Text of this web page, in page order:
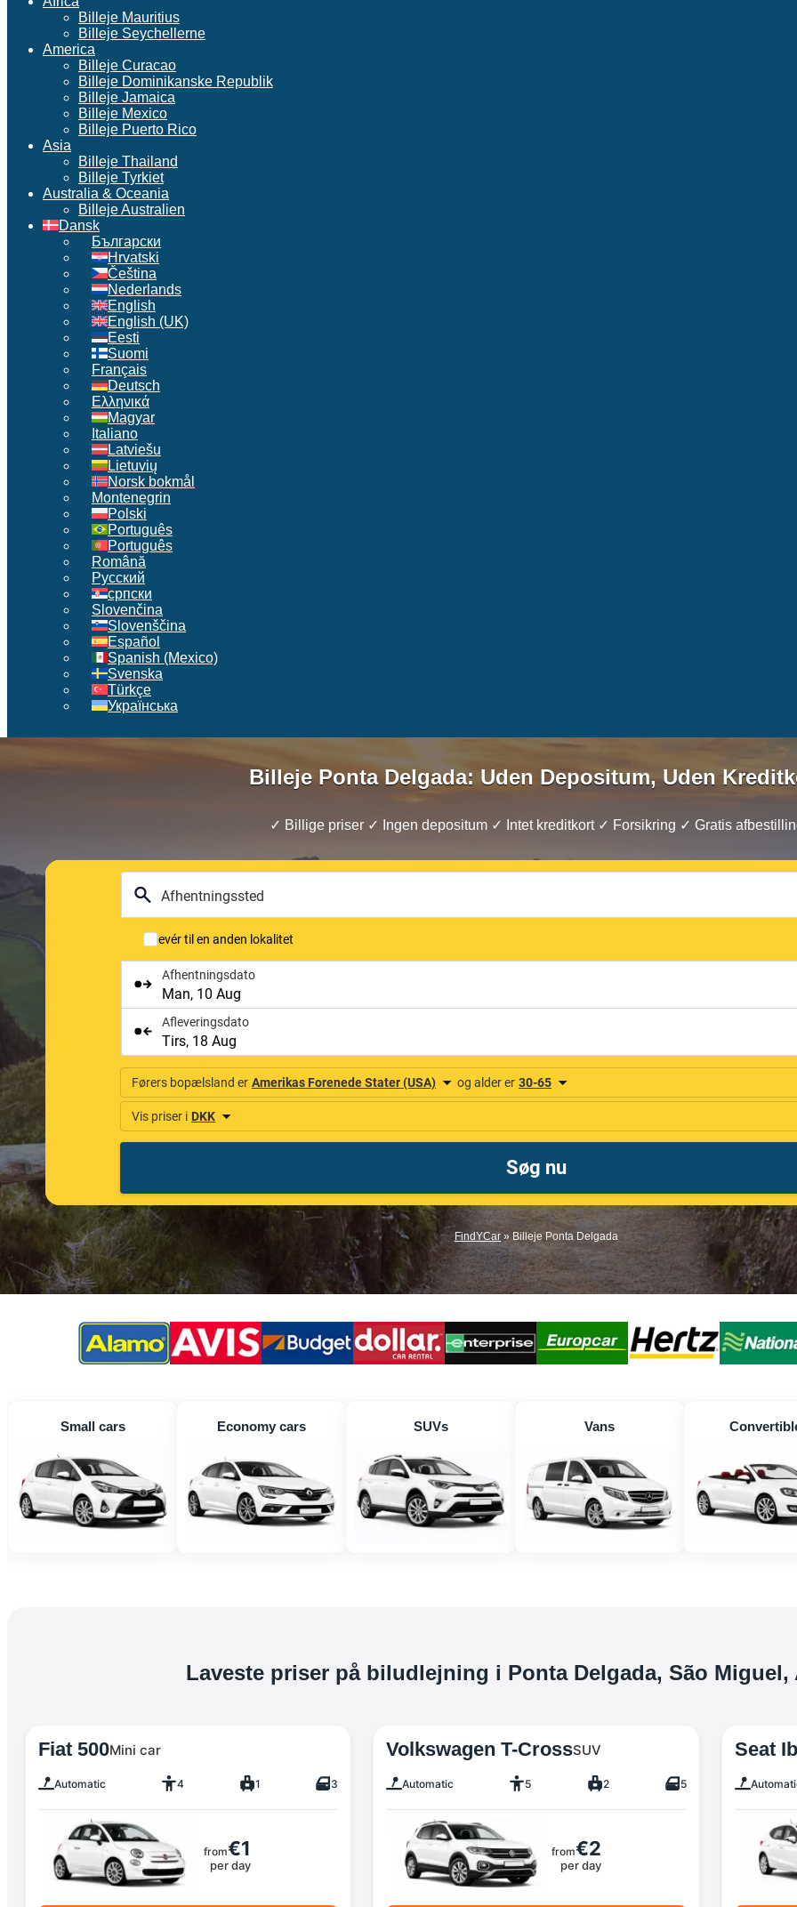
Billeje Mauritius
Billeje Seychellerne
America
Billeje Curacao
Billeje Dominikanske Republik
Billeje Jamaica
Billeje Mexico
Billeje Puerto Rico
Asia
Billeje Thailand
Billeje Tyrkiet
Australia & Oceania
Billeje Australien
Dansk
Български
Hrvatski
Čeština
Nederlands
English
English (UK)
Eesti
Suomi
Français
Deutsch
Ελληνικά
Magyar
Italiano
Latviešu
Lietuvių
Norsk bokmål
Montenegrin
Polski
Português
Português
Română
Русский
српски
Slovenčina
Slovenščina
Español
Spanish (Mexico)
Svenska
Türkçe
Українська
Billeje Ponta Delgada: Uden Depositum, Uden
✓ Billige priser ✓ Ingen depositum ✓ Intet kreditkort ✓ Forsikring ✓ Gratis
FindYCar » Billeje Ponta Delgada
Small cars Economy cars SUVs Vans
Laveste priser på biludlejning i Ponta Delgada, São Miguel,
Fiat 500Mini car
Automatic 4 1 3
from€1
per day
Volkswagen T-CrossSUV
Automatic 5 2 5
from€2
per day
Seat